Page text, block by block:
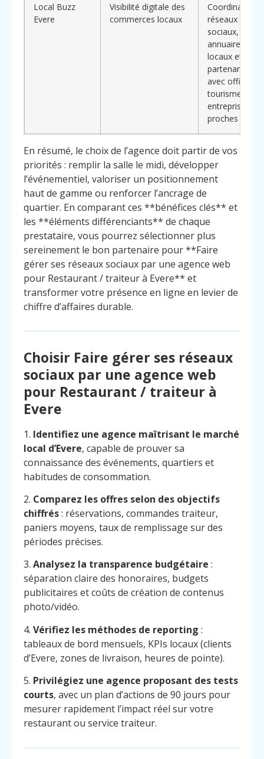
Contact
Local Buzz
Evere
Visibilité digitale des
commerces locaux
Coordination
réseaux
sociaux,
annuaires
locaux et
partenariats
avec offices
tourisme et
entreprises
proches
En résumé, le choix de l’agence doit partir de vos
priorités : remplir la salle le midi, développer
l’événementiel, valoriser un positionnement
haut de gamme ou renforcer l’ancrage de
quartier. En comparant ces **bénéfices clés** et
les **éléments différenciants** de chaque
prestataire, vous pourrez sélectionner plus
sereinement le bon partenaire pour **Faire
gérer ses réseaux sociaux par une agence web
pour Restaurant / traiteur à Evere** et
transformer votre présence en ligne en levier de
chiffre d’affaires durable.
Choisir Faire gérer ses réseaux
sociaux par une agence web
pour Restaurant / traiteur à
Evere
1. Identifiez une agence maîtrisant le marché
local d’Evere, capable de prouver sa
connaissance des événements, quartiers et
habitudes de consommation.
2. Comparez les offres selon des objectifs
chiffrés: réservations, commandes traiteur,
paniers moyens, taux de remplissage sur des
périodes précises.
3. Analysez la transparence budgétaire :
séparation claire des honoraires, budgets
publicitaires et coûts de création de contenus
photo/vidéo.
4. Vérifiez les méthodes de reporting :
tableaux de bord mensuels, KPIs locaux (clients
d’Evere, zones de livraison, heures de pointe).
5. Privilégiez une agence proposant des tests
courts, avec un plan d’actions de 90 jours pour
mesurer rapidement l’impact réel sur votre
restaurant ou service traiteur.